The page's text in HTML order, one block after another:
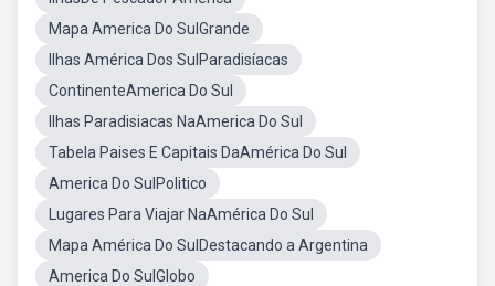
Mapa America Do SulGrande
Ilhas América Dos SulParadisíacas
ContinenteAmerica Do Sul
Ilhas Paradisiacas NaAmerica Do Sul
Tabela Paises E Capitais DaAmérica Do Sul
America Do SulPolitico
Lugares Para Viajar NaAmérica Do Sul
Mapa América Do SulDestacando a Argentina
America Do SulGlobo